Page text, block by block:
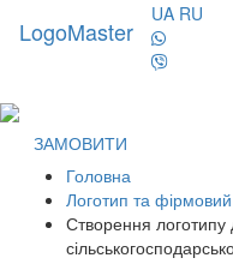
LogoMaster
UA RU
ЗАМОВИТИ
Головна
Логотип та
Створення логотипу